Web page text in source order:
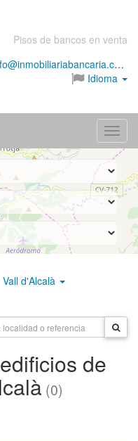
Pisos de bancos en venta
info@inmobiliariabancaria.com
Idioma
Menú
Vall d'Alcalà
de
(0)